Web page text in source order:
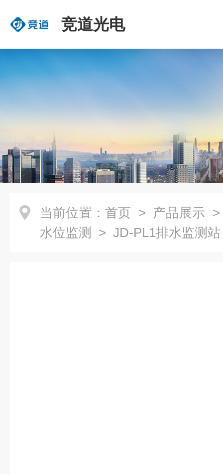
竞道光电
当前位置： 首页 > 产品展示
水位监测
> JD-PL1排水监测站